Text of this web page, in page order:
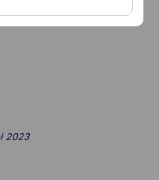
2023